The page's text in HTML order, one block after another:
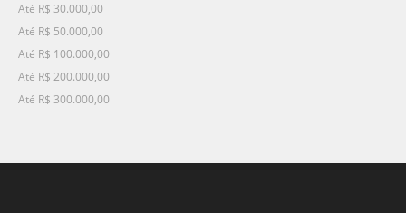
Até R$ 30.000,00
Até R$ 50.000,00
Até R$ 100.000,00
Até R$ 200.000,00
Até R$ 300.000,00